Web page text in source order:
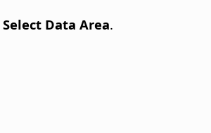
Select Data Area.